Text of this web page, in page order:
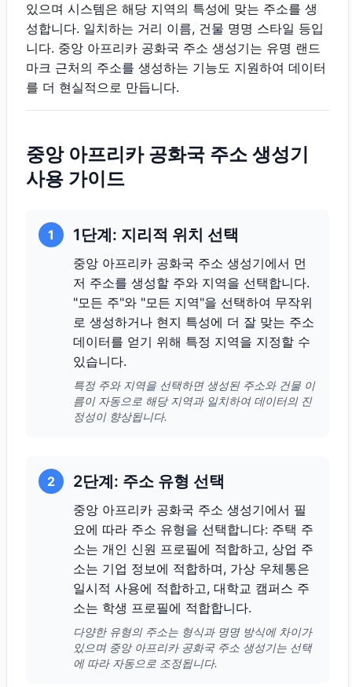
있으며 시스템은 해당 지역의 특성에 맞는 주소를 생
성합니다. 일치하는 거리 이름, 건물 명명 스타일 등입
니다. 중앙 아프리카 공화국 주소 생성기는 유명 랜드
마크 근처의 주소를 생성하는 기능도 지원하여 데이터
를 더 현실적으로 만듭니다.
중앙 아프리카 공화국 주소 생성기
사용 가이드
1 1단계: 지리적 위치 선택
중앙 아프리카 공화국 주소 생성기에서 먼
저 주소를 생성할 주와 지역을 선택합니다.
"모든 주"와 "모든 지역"을 선택하여 무작위
로 생성하거나 현지 특성에 더 잘 맞는 주소
데이터를 얻기 위해 특정 지역을 지정할 수
있습니다.
특정 주와 지역을 선택하면 생성된 주소와 건물 이
름이 자동으로 해당 지역과 일치하여 데이터의 진
정성이 향상됩니다.
2 2단계: 주소 유형 선택
중앙 아프리카 공화국 주소 생성기에서 필
요에 따라 주소 유형을 선택합니다: 주택 주
소는 개인 신원 프로필에 적합하고, 상업 주
소는 기업 정보에 적합하며, 가상 우체통은
일시적 사용에 적합하고, 대학교 캠퍼스 주
소는 학생 프로필에 적합합니다.
다양한 유형의 주소는 형식과 명명 방식에 차이가
있으며 중앙 아프리카 공화국 주소 생성기는 선택
에 따라 자동으로 조정됩니다.